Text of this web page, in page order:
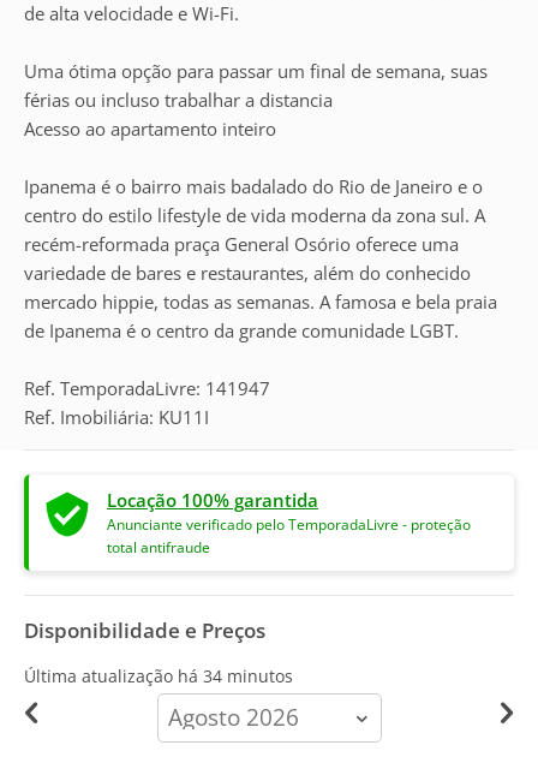
de alta velocidade e Wi-Fi.
Uma ótima opção para passar um final de semana, suas
férias ou incluso trabalhar a distancia
Acesso ao apartamento inteiro
Ipanema é o bairro mais badalado do Rio de Janeiro e o
centro do estilo lifestyle de vida moderna da zona sul. A
recém-reformada praça General Osório oferece uma
variedade de bares e restaurantes, além do conhecido
mercado hippie, todas as semanas. A famosa e bela praia
de Ipanema é o centro da grande comunidade LGBT.
Ref. TemporadaLivre: 141947
Ref. Imobiliária: KU11I
Locação 100% garantida
Anunciante verificado pelo TemporadaLivre - proteção
total antifraude
Disponibilidade e Preços
Última atualização há 34 minutos
calendar-
month